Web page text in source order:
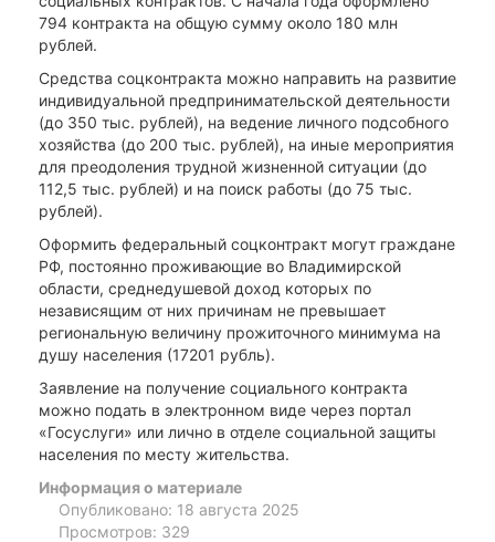
794 контракта на общую сумму около 180 млн
рублей.
Средства соцконтракта можно направить на развитие
индивидуальной предпринимательской деятельности
(до 350 тыс. рублей), на ведение личного подсобного
хозяйства (до 200 тыс. рублей), на иные мероприятия
для преодоления трудной жизненной ситуации (до
112,5 тыс. рублей) и на поиск работы (до 75 тыс.
рублей).
Оформить федеральный соцконтракт могут граждане
РФ, постоянно проживающие во Владимирской
области, среднедушевой доход которых по
независящим от них причинам не превышает
региональную величину прожиточного минимума на
душу населения (17201 рубль).
Заявление на получение социального контракта
можно подать в электронном виде через портал
«Госуслуги» или лично в отделе социальной защиты
населения по месту жительства.
Информация о материале
Опубликовано: 18 августа 2025
Просмотров: 329